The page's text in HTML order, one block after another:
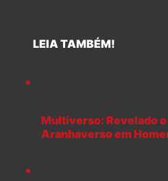
LEIA TAMBÉM!
Multiverso: Revelado o
Aranhaverso em